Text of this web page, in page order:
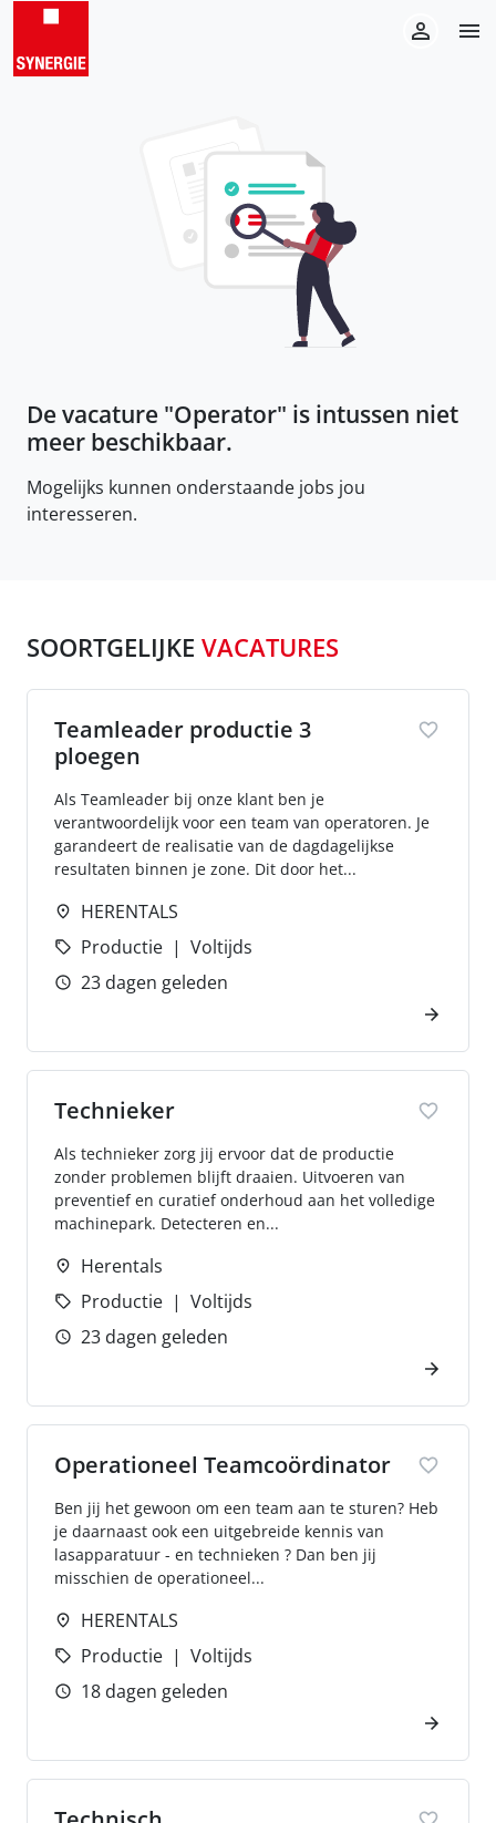
De vacature "Operator" is intussen niet
meer beschikbaar.
Mogelijks kunnen onderstaande jobs jou
interesseren.
SOORTGELIJKE VACATURES
Teamleader productie 3
ploegen
Als Teamleader bij onze klant ben je
verantwoordelijk voor een team van operatoren. Je
garandeert de realisatie van de dagdagelijkse
resultaten binnen je zone. Dit door het...
HERENTALS
Productie
Voltijds
23 dagen geleden
Technieker
Als technieker zorg jij ervoor dat de productie
zonder problemen blijft draaien. Uitvoeren van
preventief en curatief onderhoud aan het volledige
machinepark. Detecteren en...
Herentals
Productie
Voltijds
23 dagen geleden
Operationeel Teamcoördinator
Ben jij het gewoon om een team aan te sturen? Heb
je daarnaast ook een uitgebreide kennis van
lasapparatuur - en technieken ? Dan ben jij
misschien de operationeel...
HERENTALS
Productie
Voltijds
18 dagen geleden